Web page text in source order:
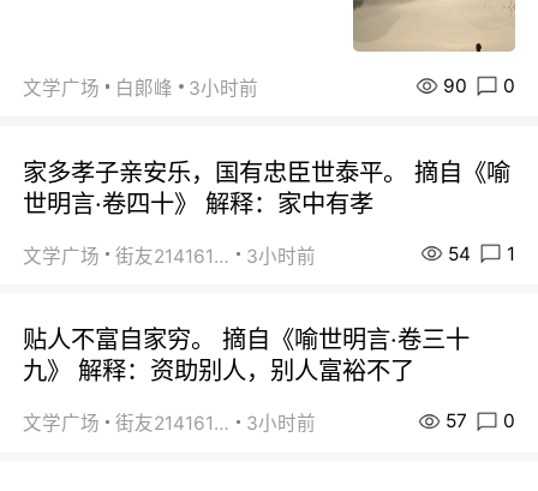
文学广场 白郞峰 3小时前 90 0
家多孝子亲安乐，国有忠臣世泰平。 摘自《喻
世明言·卷四十》 解释：家中有孝
文学广场 街友21416156 3小时前 54 1
贴人不富自家穷。 摘自《喻世明言·卷三十
九》 解释：资助别人，别人富裕不了
文学广场 街友21416156 3小时前 57 0